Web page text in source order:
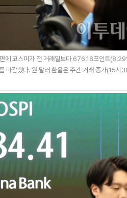
에 코스피가 전 거래일보다 676.18포인트
감했다. 원·달러 환율은 주간 거래 종가(15